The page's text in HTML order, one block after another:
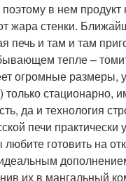
в нем
жара стенки.
печь и там и там
тепле –
огромные размеры,
только стационарно,
да и технология
печи практически
готовить на
их в мангальный